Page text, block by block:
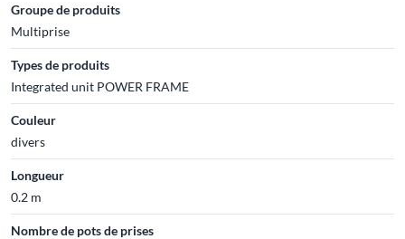
Groupe de produits
Multiprise
Types de produits
Integrated unit POWER FRAME
Couleur
divers
Longueur
0.2 m
Nombre de pots de prises